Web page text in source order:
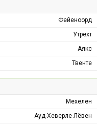
Фейеноорд
Утрехт
Аякс
Твенте
Мехелен
Ауд-Хеверле Лёвен